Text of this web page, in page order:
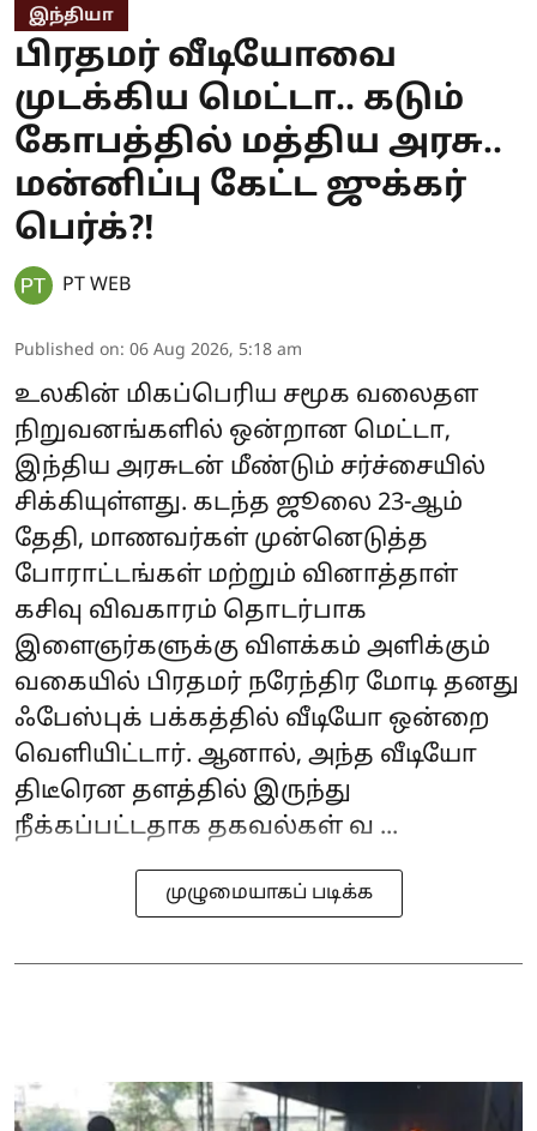
இந்தியா
பிரதமர் வீடியோவை
முடக்கிய மெட்டா.. கடும்
கோபத்தில் மத்திய அரசு..
மன்னிப்பு கேட்ட ஜுக்கர்
பெர்க்?!
PT WEB
Published on: 06 Aug 2026, 5:18 am
உலகின் மிகப்பெரிய சமூக வலைதள
நிறுவனங்களில் ஒன்றான மெட்டா,
இந்திய அரசுடன் மீண்டும் சர்ச்சையில்
சிக்கியுள்ளது. கடந்த ஜூலை 23-ஆம்
தேதி, மாணவர்கள் முன்னெடுத்த
போராட்டங்கள் மற்றும் வினாத்தாள்
கசிவு விவகாரம் தொடர்பாக
இளைஞர்களுக்கு விளக்கம் அளிக்கும்
வகையில் பிரதமர் நரேந்திர மோடி தனது
ஃபேஸ்புக் பக்கத்தில் வீடியோ ஒன்றை
வெளியிட்டார். ஆனால், அந்த வீடியோ
திடீரென தளத்தில் இருந்து
நீக்கப்பட்டதாக தகவல்கள் வ ...
முழுமையாகப் படிக்க